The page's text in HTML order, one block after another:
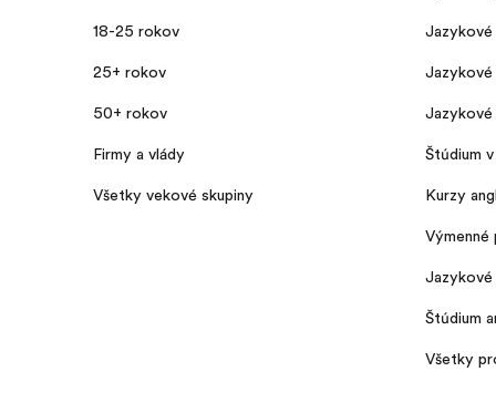
18-25 rokov
25+ rokov
50+ rokov
Firmy a vlády
Všetky vekové skupiny
Štúdium
Kurzy
Štúdium
Všetky